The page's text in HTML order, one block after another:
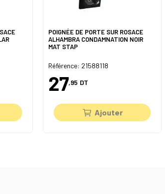
POIGNÉE DE PORTE SUR ROSACE
ALHAMBRA CONDAMNATION NOIR
MAT STAP
Référence: 21588118
27,95 DT
Ajouter